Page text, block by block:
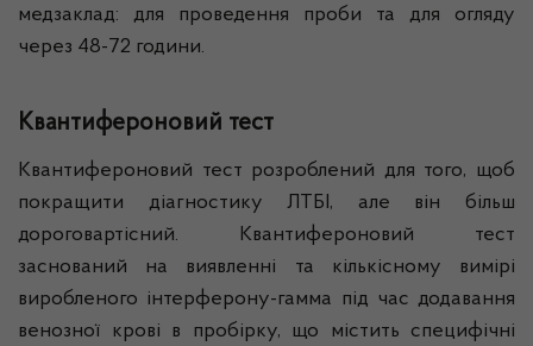
медзаклад: для проведення проби та для огляду
через 48-72 години.
Квантифероновий тест
Квантифероновий тест розроблений для того, щоб
покращити діагностику ЛТБІ, але він більш
дороговартісний. Квантифероновий тест
заснований на виявленні та кількісному вимірі
виробленого інтерферону-гамма під час додавання
венозної крові в пробірку, що містить специфічні